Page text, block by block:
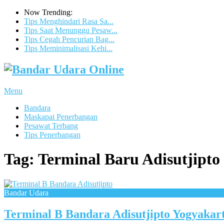
Now Trending:
Tips Menghindari Rasa Sa...
Tips Saat Menunggu Pesaw...
Tips Cegah Pencurian Bag...
Tips Meminimalisasi Kehi...
Menu
Bandara
Maskapai Penerbangan
Pesawat Terbang
Tips Penerbangan
Tag: Terminal Baru Adisutjipto
Bandar Udara
Terminal B Bandara Adisutjipto